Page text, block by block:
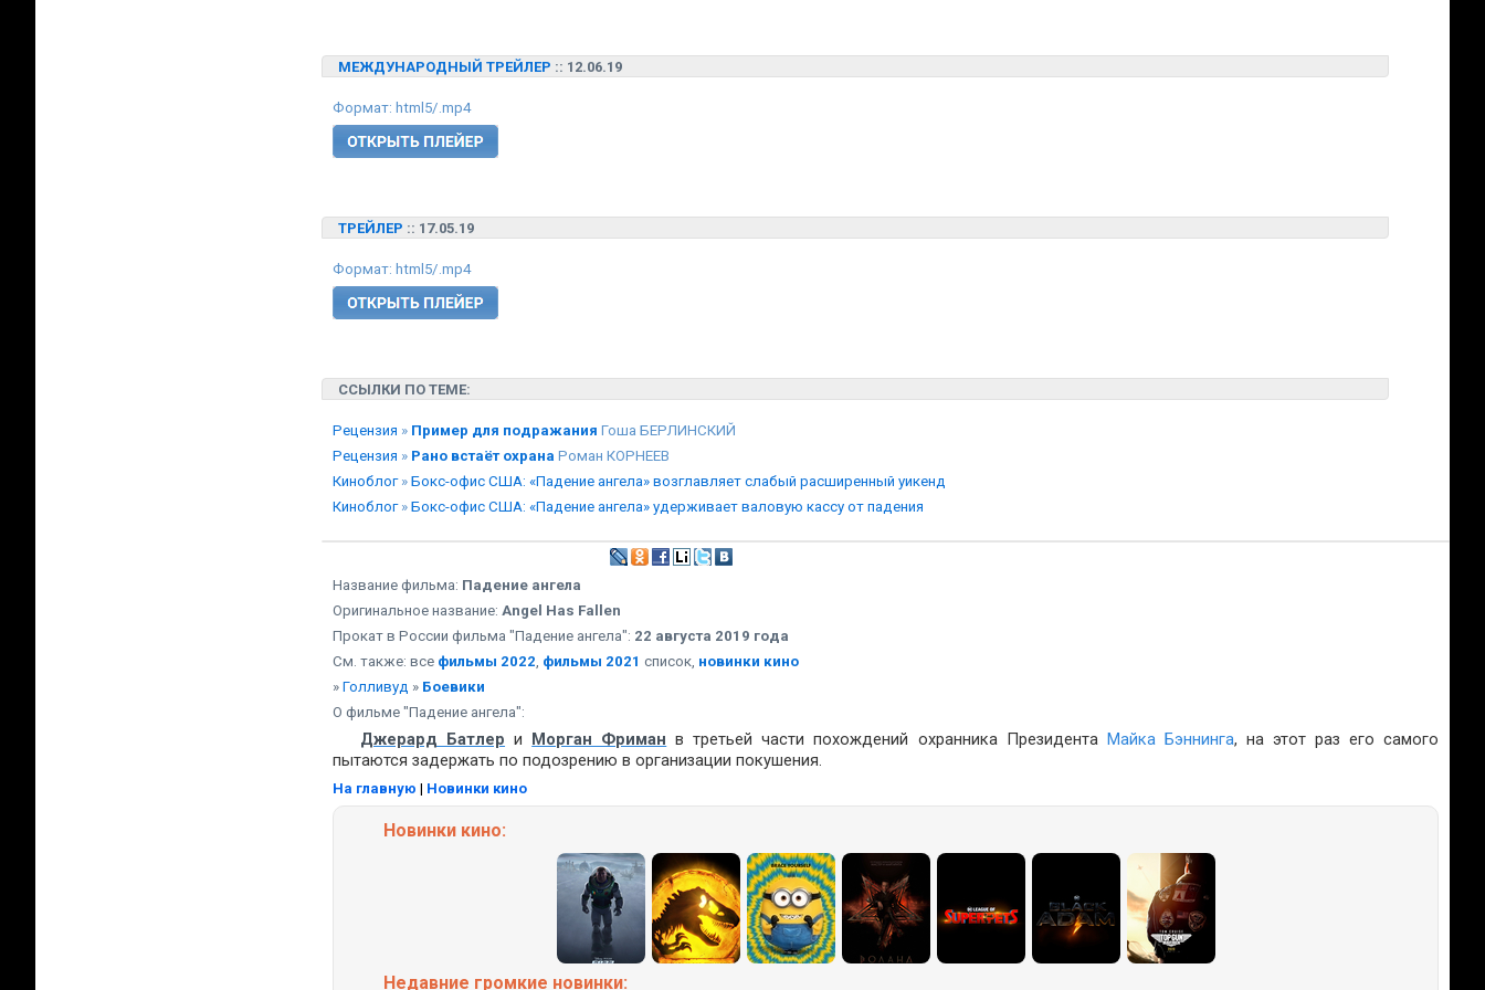
МЕЖДУНАРОДНЫЙ ТРЕЙЛЕР :: 12.06.19
Формат: html5/.mp4
ТРЕЙЛЕР :: 17.05.19
Формат: html5/.mp4
ССЫЛКИ ПО ТЕМЕ:
Рецензия » Пример для подражания Гоша БЕРЛИНСКИЙ
Рецензия » Рано встаёт охрана Роман КОРНЕЕВ
Киноблог» Бокс-офис США: «Падение ангела» возглавляет слабый расширенный уикенд
Киноблог» Бокс-офис США: «Падение ангела» удерживает валовую кассу от падения
Название фильма: Падение ангела
Оригинальное название: Angel Has Fallen
Прокат в России фильма "Падение ангела": 22 августа 2019 года
См. также: все фильмы 2022, фильмы 2021 список, новинки кино
» Голливуд » Боевики
О фильме "Падение ангела":
Джерард Батлер и Морган Фриман в третьей части похождений охранника Президента Майка Бэннинга, на этот раз его самого
пытаются задержать по подозрению в организации покушения.
На главную | Новинки кино
Новинки кино:
Недавние громкие новинки: